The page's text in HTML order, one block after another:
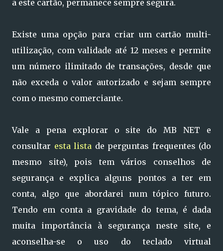
a este cartão, permanece sempre segura.
Existe uma opção para criar um cartão multi-
utilização, com validade até 12 meses e permite
um número ilimitado de transações, desde que
não exceda o valor autorizado e sejam sempre
com o mesmo comerciante.
Vale a pena explorar o site do MB NET e
consultar esta lista de perguntas frequentes (do
mesmo site), pois tem vários conselhos de
segurança e explica alguns pontos a ter em
conta, algo que abordarei num tópico futuro.
Tendo em conta a gravidade do tema, é dada
muita importância à segurança neste site, e
aconselha-se o uso do teclado virtual